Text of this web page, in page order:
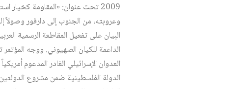
2009 تحت عنوان: «المقاومة
وعروبته، من الجنوب إلى دارفور
البيان على تفعيل المقاطعة الرسمية
الداعمة للكيان الصهيوني. ووجه
العدوان الإسرائيلي الغادر المدعوم
الدولة الفلسطينية ضمن مشروع